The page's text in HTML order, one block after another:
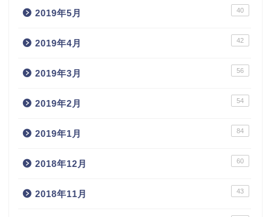
2019年5月 40
2019年4月 42
2019年3月 56
2019年2月 54
2019年1月 84
2018年12月 60
2018年11月 43